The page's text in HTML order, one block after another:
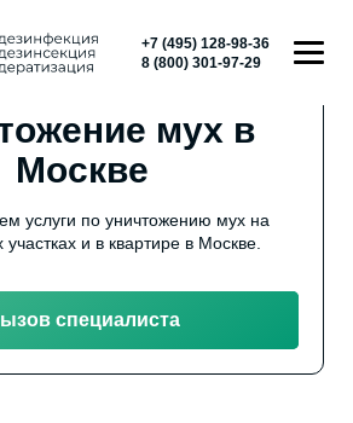
+7 (495) 128-98-36
8 (800) 301-97-29
мух в
Москве
услуги по уничтожению мух на
и в квартире в Москве.
специалиста